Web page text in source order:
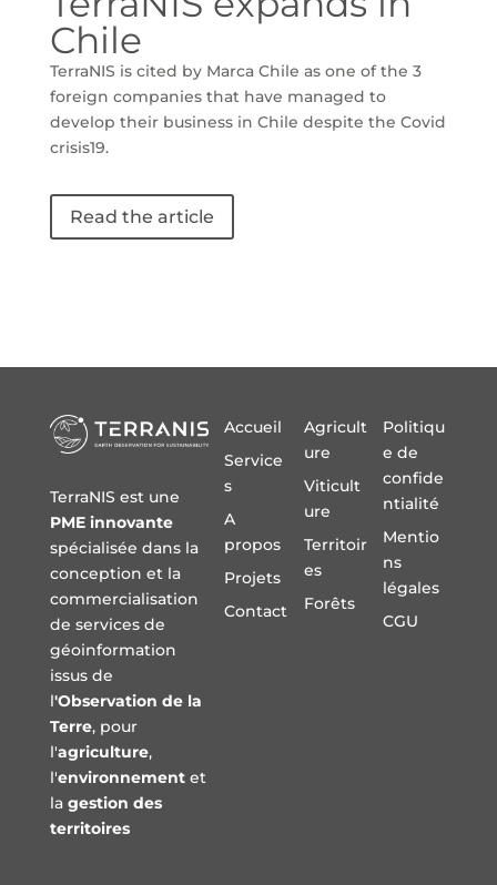
Chile
TerraNIS is cited by Marca Chile as one of the 3
foreign companies that have managed to
develop their business in Chile despite the Covid
crisis19.
Read the article
TerraNIS est une
PME innovante
spécialisée dans la
conception et la
commercialisation
de services de
géoinformation
issus de
l'Observation de la
Terre, pour
l'agriculture,
l'environnementet
la gestion des
territoires
Accueil
Service
s
A
propos
Projets
Contact
Agricult
ure
Viticult
ure
Territoir
es
Forêts
Politiqu
e de
confide
ntialité
Mentio
ns
légales
CGU